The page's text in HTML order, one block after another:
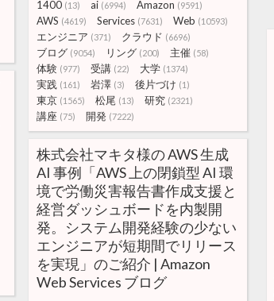
1400 (13) ai (6994) Amazon (9591)
AWS (4619) Services (7631) Web (10593)
エンジニア (371) クラウド (6696)
ブログ (9054) リング (200) 主催 (58)
体験 (977) 受講 (22) 大学 (1374)
実践 (161) 岩澤 (3) 後片づけ (1)
東京 (1565) 松尾 (13) 研究 (2321)
講座 (75) 開発 (7222)
株式会社マキタ様の AWS 生成
AI 事例「AWS 上の閉鎖型 AI 環
境で労働災害報告書作成支援と
経営ダッシュボードを内製開
発。システム開発経験の少ない
エンジニアが短期間でリリース
を実現」のご紹介 | Amazon
Web Services ブログ